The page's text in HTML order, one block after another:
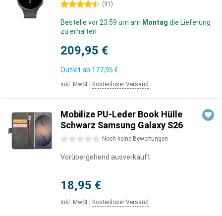
4.5 Sterne (91 )
Bestelle vor 23:59 um am Montag die Lieferung
zu erhalten
209,95 €
Outlet ab 177,95 €
Inkl. MwSt Kostenloser Versand
Mobilize PU-Leder Book Hülle
Schwarz Samsung Galaxy S26
0 Sterne Noch keine Bewertungen
Vorübergehend ausverkauft
18,95 €
Inkl. MwSt Kostenloser Versand